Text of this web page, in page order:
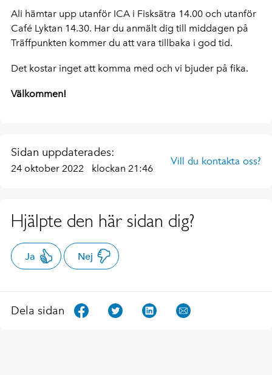
Ali hämtar upp utanför ICA i Fisksätra 14.00 och utanför
Café Lyktan 14.30. Har du anmält dig till middagen på
Träffpunkten kommer du att vara tillbaka i god tid.
Det kostar inget att komma med och vi bjuder på fika.
Välkommen!
Sidan uppdaterades:
24 oktober 2022 klockan 21:46
Vill du kontakta oss?
Hjälpte den här sidan dig?
Ja Nej
Dela sidan